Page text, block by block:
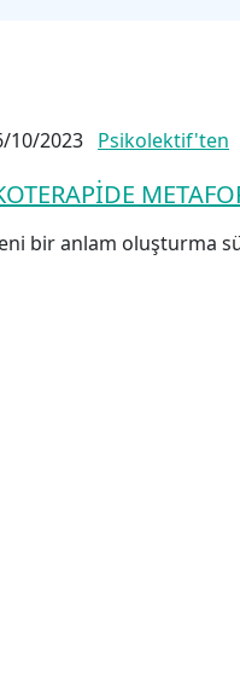
10/2023 Psikolektif'ten
bir anlam oluşturma